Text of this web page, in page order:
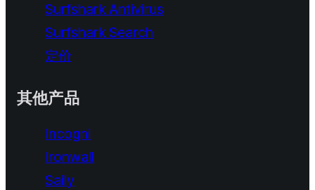
Surfshark Antivirus
Surfshark Search
定价
其他产品
Incogni
Ironwall
Saily